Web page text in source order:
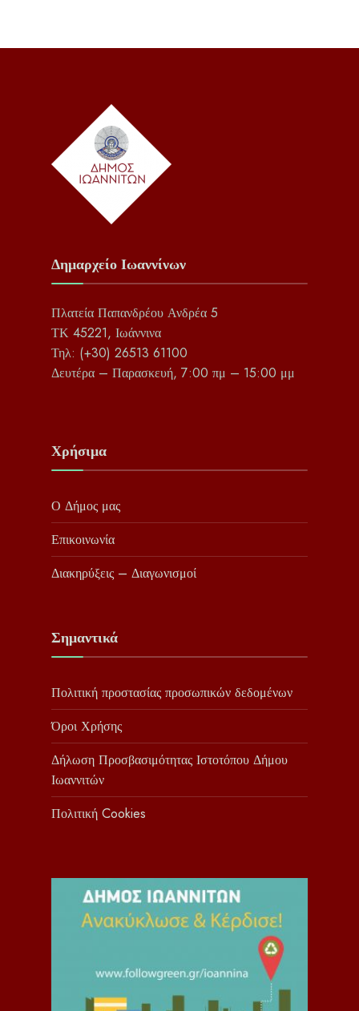
Δημαρχείο Ιωαννίνων
Πλατεία Παπανδρέου Ανδρέα 5
ΤΚ 45221, Ιωάννινα
Τηλ: (+30) 26513 61100
Δευτέρα – Παρασκευή, 7:00 πμ – 15:00 μμ
Χρήσιμα
Ο Δήμος μας
Επικοινωνία
Διακηρύξεις – Διαγωνισμοί
Σημαντικά
Πολιτική προστασίας προσωπικών δεδομένων
Όροι Χρήσης
Δήλωση Προσβασιμότητας Ιστοτόπου Δήμου
Ιωαννιτών
Πολιτική Cookies